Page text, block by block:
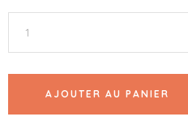
AJOUTER AU PANIER